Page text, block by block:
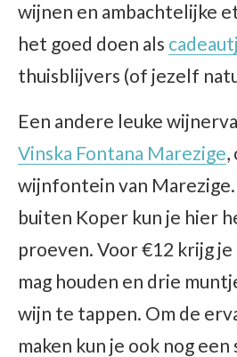
wijnen en ambachtelijke
het goed doen als
thuisblijvers (of jezelf
Een andere leuke
Vinska Fontana Marezige,
wijnfontein van
buiten Koper kun je hier
proeven. Voor €12 krijg je
mag houden en drie
wijn te tappen. Om de
maken kun je ook nog